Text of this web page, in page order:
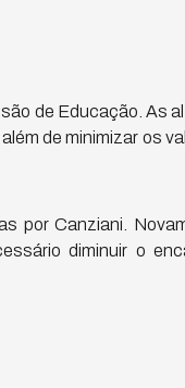
de Educação. As
de minimizar os
por Canziani.
diminuir o